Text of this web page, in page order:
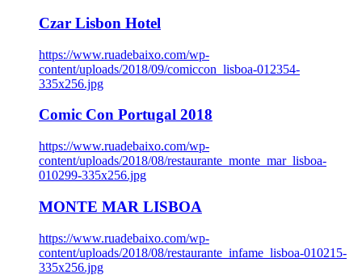
Czar Lisbon Hotel
https://www.ruadebaixo.com/wp-
content/uploads/2018/09/comiccon_lisboa-012354-
335x256.jpg
Comic Con Portugal 2018
https://www.ruadebaixo.com/wp-
content/uploads/2018/08/restaurante_monte_mar_lisboa-
010299-335x256.jpg
MONTE MAR LISBOA
https://www.ruadebaixo.com/wp-
content/uploads/2018/08/restaurante_infame_lisboa-010215-
335x256.jpg